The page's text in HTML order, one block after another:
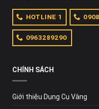
HOTLINE 1
0963289290
CHÍNH SÁCH
Giới thiệu Dụng Cụ Vàng